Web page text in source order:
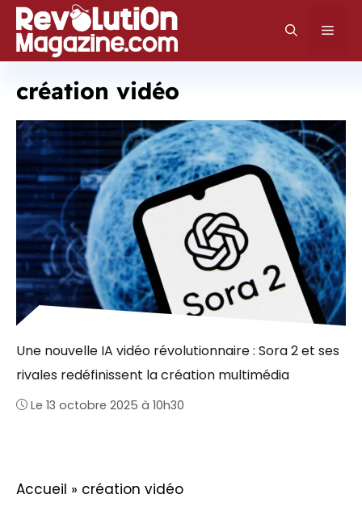
Aller
au
contenu
création vidéo
Une nouvelle IA vidéo révolutionnaire : Sora 2 et ses
rivales redéfinissent la création multimédia
Le 13 octobre 2025 à 10h30
Accueil » création vidéo